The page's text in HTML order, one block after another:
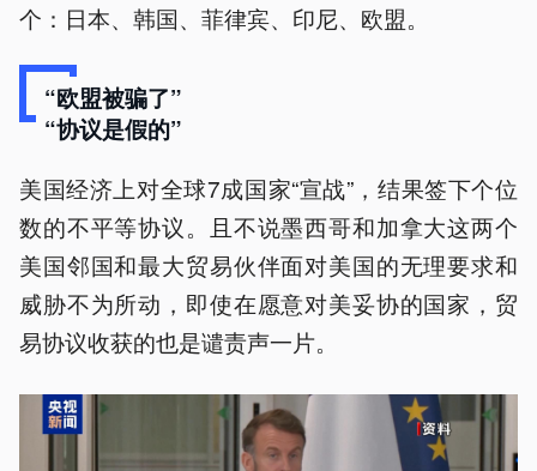
个：日本、韩国、菲律宾、印尼、欧盟。
“欧盟被骗了”
“协议是假的”
美国经济上对全球7成国家“宣战”，结果签下个位
数的不平等协议。且不说墨西哥和加拿大这两个
美国邻国和最大贸易伙伴面对美国的无理要求和
威胁不为所动，即使在愿意对美妥协的国家，贸
易协议收获的也是谴责声一片。